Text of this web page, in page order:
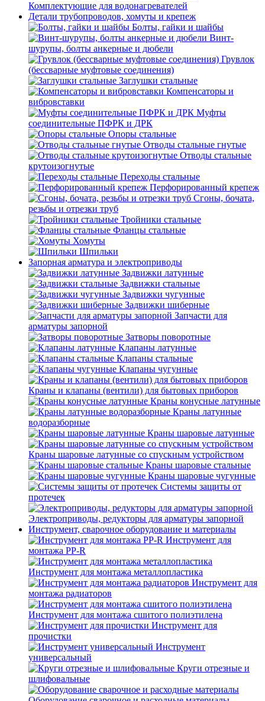
Комплектующие для водонагревателей
Детали трубопроводов, хомуты и крепеж
Болты, гайки и шайбы
Винт-
шурупы, болты анкерные и дюбели
Грувлок
(бессварные муфтовые соединения)
Заглушки стальные
Компенсаторы и
вибровставки
Муфты
соединительные ПФРК и ДРК
Опоры стальные
Отводы стальные гнутые
Отводы стальные
крутоизогнутые
Переходы стальные
Перфорированный крепеж
Сгоны, бочата,
резьбы и отрезки труб
Тройники стальные
Фланцы стальные
Хомуты
Шпильки
Запорная арматура и электроприводы
Задвижки латунные
Задвижки стальные
Задвижки чугунные
Задвижки шиберные
Запчасти для
арматуры запорной
Затворы поворотные
Клапаны латунные
Клапаны стальные
Клапаны чугунные
Краны и клапаны (вентили) для бытовых приборов
Краны конусные латунные
Краны латунные
водоразборные
Краны шаровые латунные
Краны шаровые латунные со спускным устройством
Краны шаровые стальные
Краны шаровые чугунные
Системы защиты от
протечек
Электроприводы, редукторы для арматуры запорной
Инструмент, сварочное оборудование и материалы
Инструмент для
монтажа PP-R
Инструмент для монтажа металлопластика
Инструмент для
монтажа радиаторов
Инструмент для монтажа сшитого полиэтилена
Инструмент для
прочистки
Инструмент
универсальный
Круги отрезные и
шлифовальные